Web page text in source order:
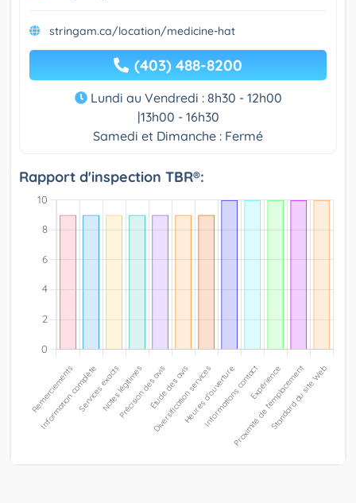
stringam.ca/location/medicine-hat
(403) 488-8200
Lundi au Vendredi : 8h30 - 12h00
|13h00 - 16h30
Samedi et Dimanche : Fermé
Rapport d'inspection TBR®: